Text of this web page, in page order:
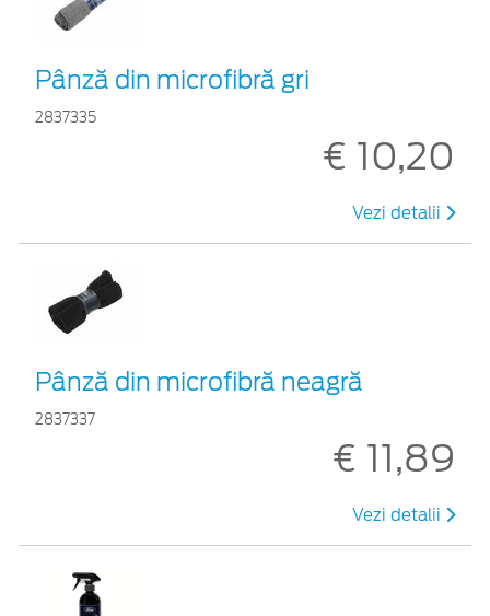
Pânză din microfibră gri
2837335
€ 10,20
Vezi detalii
Pânză din microfibră neagră
2837337
€ 11,89
Vezi detalii